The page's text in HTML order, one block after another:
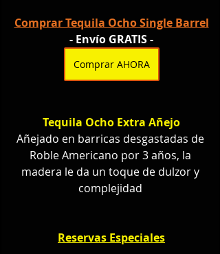
Comprar Tequila Ocho Single Barrel
- Envío GRATIS -
Comprar AHORA
Tequila Ocho Extra Añejo
Añejado en barricas desgastadas de
Roble Americano por 3 años, la
madera le da un toque de dulzor y
complejidad
Reservas Especiales